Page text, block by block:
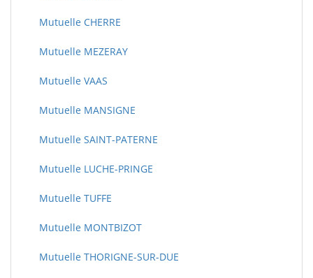
Mutuelle CHERRE
Mutuelle MEZERAY
Mutuelle VAAS
Mutuelle MANSIGNE
Mutuelle SAINT-PATERNE
Mutuelle LUCHE-PRINGE
Mutuelle TUFFE
Mutuelle MONTBIZOT
Mutuelle THORIGNE-SUR-DUE